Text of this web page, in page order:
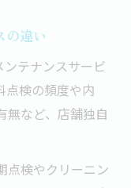
の流れと効果
の違い
テナンスサービ
点検の頻度や内
無など、店舗独自
点検やクリーニン